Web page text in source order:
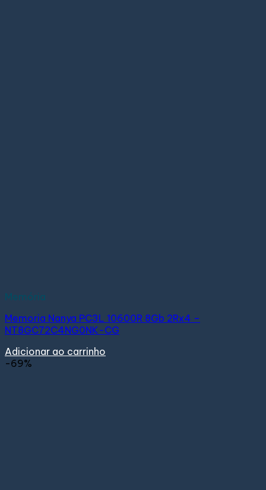
Memória
Memoria Nanya PC3L 10600R 8Gb 2Rx4 –
NT8GC72C4NG0NK-CG
Adicionar ao carrinho
-69%